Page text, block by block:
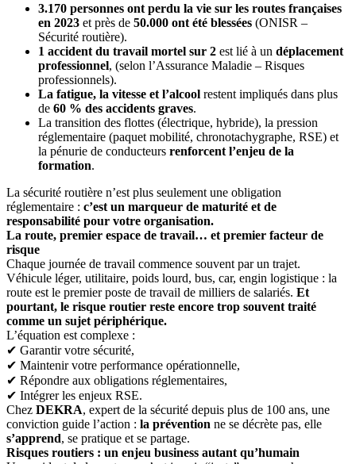
3.170 personnes ont perdu la vie sur les routes françaises
en 2023 et près de 50.000 ont été blessées (ONISR –
Sécurité routière).
1 accident du travail mortel sur 2 est lié à un déplacement
professionnel, (selon l’Assurance Maladie – Risques
professionnels).
La fatigue, la vitesse et l’alcool restent impliqués dans plus
de 60 % des accidents graves.
La transition des flottes (électrique, hybride), la pression
réglementaire (paquet mobilité, chronotachygraphe, RSE) et
la pénurie de conducteurs renforcent l’enjeu de la
formation.
La sécurité routière n’est plus seulement une obligation
réglementaire : c’est un marqueur de maturité et de
responsabilité pour votre organisation.
La route, premier espace de travail… et premier facteur de
risque
Chaque journée de travail commence souvent par un trajet.
Véhicule léger, utilitaire, poids lourd, bus, car, engin logistique : la
route est le premier poste de travail de milliers de salariés. Et
pourtant, le risque routier reste encore trop souvent traité
comme un sujet périphérique.
L’équation est complexe :
✔ Garantir votre sécurité,
✔ Maintenir votre performance opérationnelle,
✔ Répondre aux obligations réglementaires,
✔ Intégrer les enjeux RSE.
Chez DEKRA, expert de la sécurité depuis plus de 100 ans, une
conviction guide l’action : la prévention ne se décrète pas, elle
s’apprend, se pratique et se partage.
Risques routiers : un enjeu business autant qu’humain